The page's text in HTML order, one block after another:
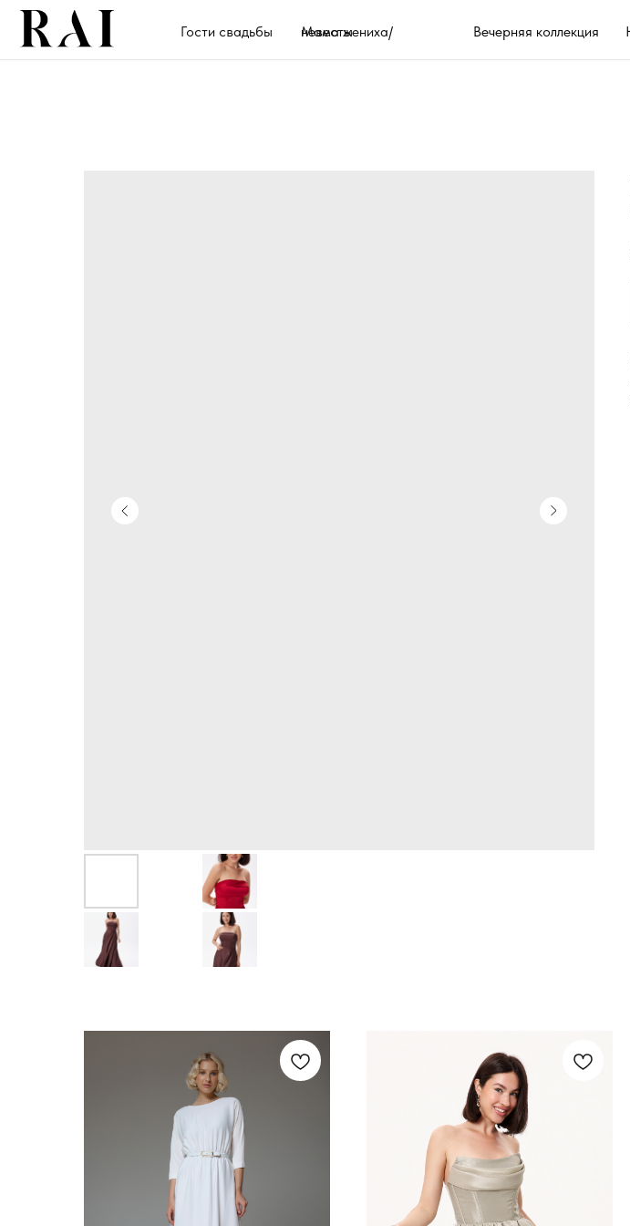
Невеста
Вечерняя коллекция
Мама жениха/невесты
Гости свадьбы